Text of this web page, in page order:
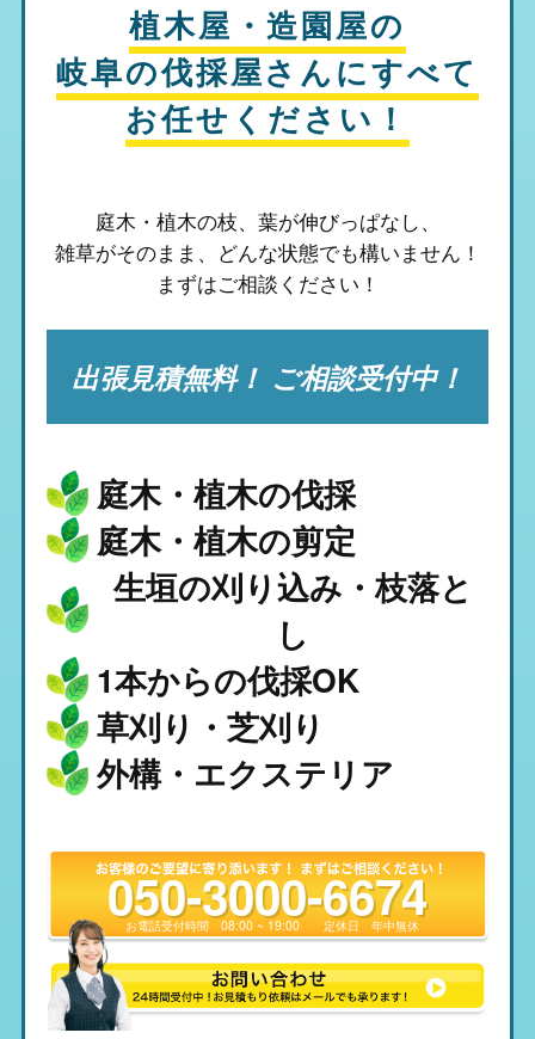
植木屋・造園屋の
岐阜の伐採屋さんにすべて
お任せください！
庭木・植木の枝、葉が伸びっぱなし、
雑草がそのまま、 どんな状態でも構いません！
まずはご相談ください！
出張見積無料！ ご相談受付中！
庭木・植木の伐採
1本からの伐採OK
庭木・植木の剪定
草刈り・芝刈り
生垣の刈り込み・枝落と
し
外構・エクステリア
050-3000-6674
お電話受付時間08:00 ~ 19:00 定休日年中無休